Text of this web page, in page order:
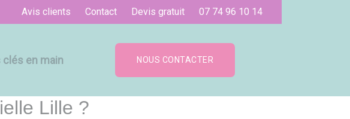
Avis clients Contact Devis gratuit 07 74 96 10 14
en main NOUS CONTACTER
Lille ?